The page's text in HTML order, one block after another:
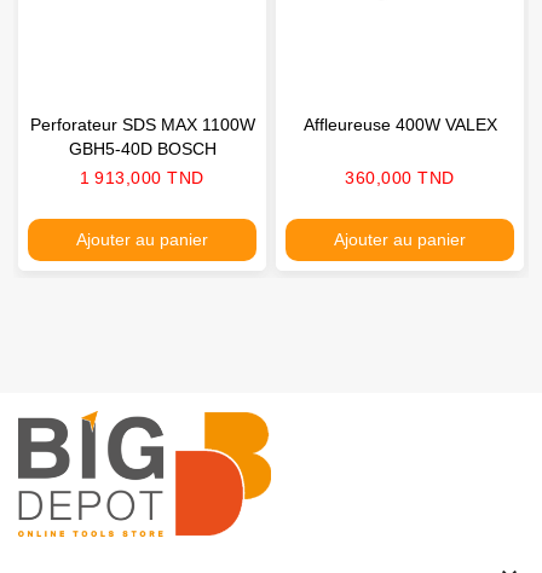
Perforateur SDS MAX 1100W
GBH5-40D BOSCH
Prix
1 913,000 TND
Ajouter au panier
Affleureuse 400W VALEX
Prix
360,000 TND
Ajouter au panier